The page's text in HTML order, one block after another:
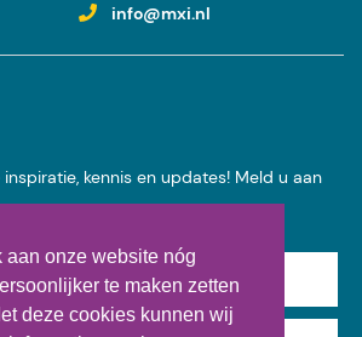
aan onze website nóg
te maken zetten
deze cookies kunnen wij
info@mxi.nl
kennis en updates! Meld u aan